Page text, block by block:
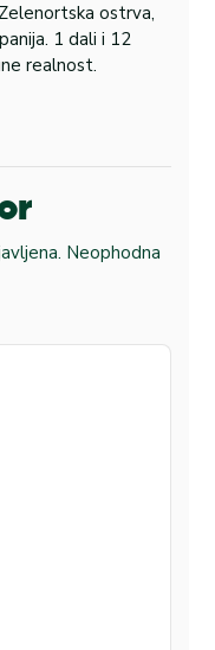
ostrva,
1 dali i 12
realnost.
Neophodna